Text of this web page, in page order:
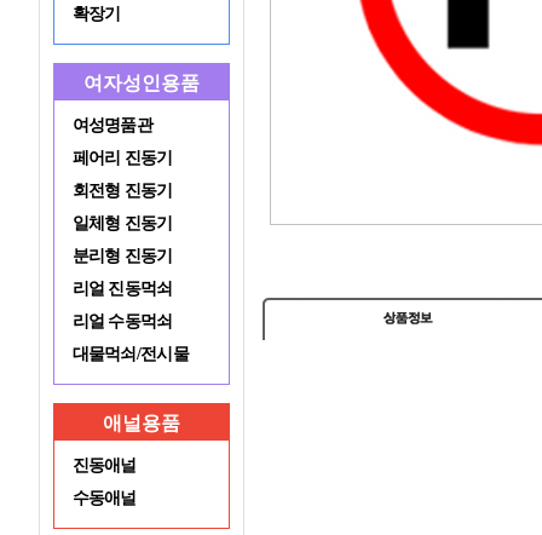
확장기
여자성인용품
여성명품관
페어리 진동기
회전형 진동기
일체형 진동기
분리형 진동기
리얼 진동먹쇠
리얼 수동먹쇠
대물먹쇠/전시물
애널용품
진동애널
수동애널